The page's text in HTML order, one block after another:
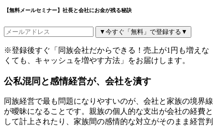
【無料メールセミナー】社長と会社にお金が残る秘訣
▼今すぐ「無料」で登録する▼
※登録後すぐ「同族会社だからできる！売上が1円も増えな
くても、キャッシュを増やす方法」をお届けします。
公私混同と感情経営が、会社を潰す
同族経営で最も問題になりやすいのが、会社と家族の境界線
が曖昧になることです。親族の個人的な支出が会社の経費と
して計上されたり、家族間の感情的な対立がそのまま経営判